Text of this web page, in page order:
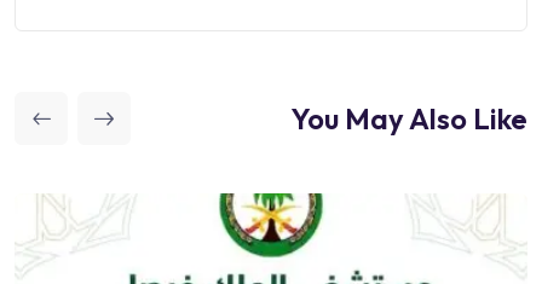
You May Also Like